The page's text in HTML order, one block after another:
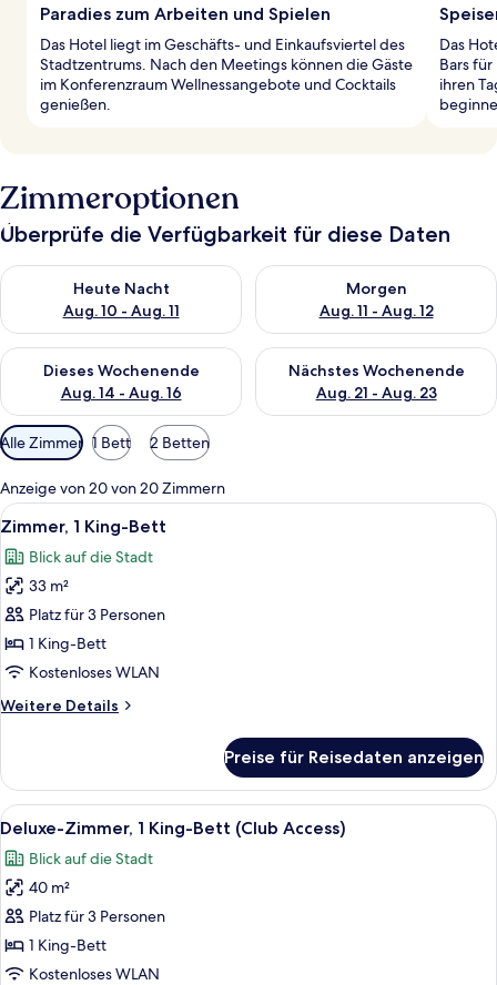
Paradies zum Arbeiten und Spielen
Das Hotel liegt im Geschäfts- und Einkaufsviertel des
Stadtzentrums. Nach den Meetings können die Gäste
im Konferenzraum Wellnessangebote und Cocktails
genießen.
Das
Bars
ihren
Zimmeroptionen
Überprüfe die Verfügbarkeit für diese Daten
Heute Nacht
Aug. 10 - Aug. 11
Überprüfe die Verfügbarkeit für heute Nacht, Aug. 10 - Aug.
Morgen
Aug. 11 - Aug. 12
Überprüfe die Verfügbarkeit
Dieses Wochenende
Aug. 14 - Aug. 16
Überprüfe die Verfügbarkeit für dieses Wochenende, Aug. 14
Nächstes Wochenende
Aug. 21 - Aug. 23
Überprüfe die Verfügbarkeit
Verfügbare
Filter
für
Zimmer
Alle Zimmer 1 Bett 2 Betten
Anzeige von 20 von 20 Zimmern
Alle
Fotos
für
Zimmer,
1 King-
Bett
anzeigen
Ein modernes Hotelzimmer mit
5
Zimmer, 1 King-Bett
Blick auf die Stadt
33 m²
Platz für 3 Personen
1 King-Bett
Kostenloses WLAN
Weitere Details
Weitere
1 King-
Bett
Preise für Reisedaten anzeigen
Alle
Fotos
für
Deluxe-
Zimmer,
1 King-
Bett
Ein Hotelzimmer mit einem großen
8
Deluxe-Zimmer, 1 King-Bett (Club Access)
Blick auf die Stadt
40 m²
Platz für 3 Personen
1 King-Bett
Kostenloses WLAN